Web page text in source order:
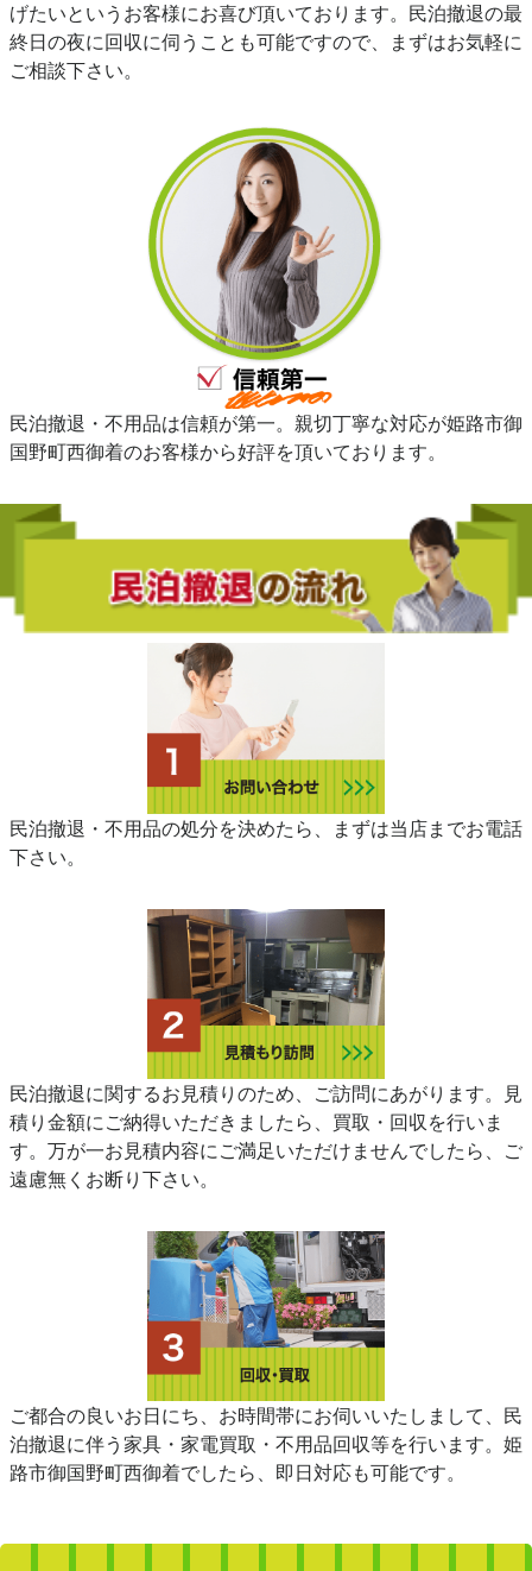
げたいというお客様にお喜び頂いております。民泊撤退の最
終日の夜に回収に伺うことも可能ですので、まずはお気軽に
ご相談下さい。
民泊撤退・不用品は信頼が第一。親切丁寧な対応が姫路市御
国野町西御着のお客様から好評を頂いております。
民泊撤退・不用品の処分を決めたら、まずは当店までお電話
下さい。
民泊撤退に関するお見積りのため、ご訪問にあがります。見
積り金額にご納得いただきましたら、買取・回収を行いま
す。万が一お見積内容にご満足いただけませんでしたら、ご
遠慮無くお断り下さい。
ご都合の良いお日にち、お時間帯にお伺いいたしまして、民
泊撤退に伴う家具・家電買取・不用品回収等を行います。姫
路市御国野町西御着でしたら、即日対応も可能です。